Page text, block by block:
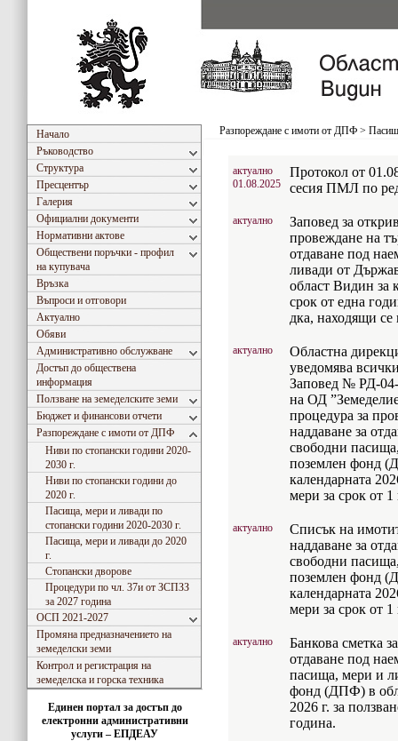
Начало
Ръководство
Структура
Пресцентър
Галерия
Официални документи
Нормативни актове
Обществени поръчки - профил
на купувача
Връзка
Въпроси и отговори
Актуално
Обяви
Административно обслужване
Достъп до обществена
информация
Ползване на земеделските земи
Бюджет и финансови отчети
Разпореждане с имоти от ДПФ
Ниви по стопански години 2020-
2030 г.
Ниви по стопански години до
2020 г.
Пасища, мери и ливади по
стопански години 2020-2030 г.
Пасища, мери и ливади до 2020
г.
Стопански дворове
Процедури по чл. 37и от ЗСПЗЗ
за 2027 година
ОСП 2021-2027
Промяна предназначението на
земеделски земи
Контрол и регистрация на
земеделска и горска техника
Единен портал за достъп до
електронни административни
услуги – ЕПДЕАУ
Разпореждане с имоти от ДПФ >
актуално
01.08.2025
Протокол от
сесия ПМЛ по
актуално
Заповед за
провеждане на
отдаване под
ливади от
област Видин за
срок от една
дка, находящи
актуално
Областна
уведомява
Заповед № РД-04-
на ОД
процедура за
наддаване за
свободни
поземлен фонд
календарната
мери за срок от 1
актуално
Списък на
наддаване за
свободни
поземлен фонд
календарната
мери за срок от 1
актуално
Банкова сметка
отдаване под
пасища, мери и
фонд (ДПФ) в
2026 г. за
година.